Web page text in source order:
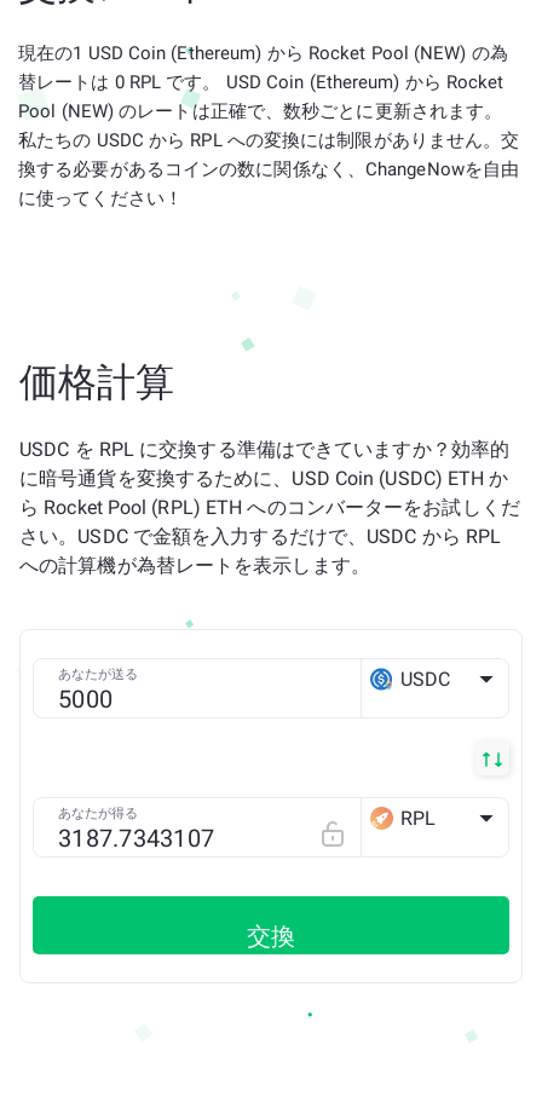
現在の1 USD Coin (Ethereum) から Rocket Pool (NEW) の為
替レートは 0 RPL です。 USD Coin (Ethereum) から Rocket
Pool (NEW) のレートは正確で、数秒ごとに更新されます。
私たちの USDC から RPL への変換には制限がありません。交
換する必要があるコインの数に関係なく、ChangeNowを自由
に使ってください！
価格計算
USDC を RPL に交換する準備はできていますか？効率的
に暗号通貨を変換するために、USD Coin (USDC) ETH か
ら Rocket Pool (RPL) ETH へのコンバーターをお試しくだ
さい。USDC で金額を入力するだけで、USDC から RPL
への計算機が為替レートを表示します。
あなたが送る USDC
あなたが得る RPL
交換